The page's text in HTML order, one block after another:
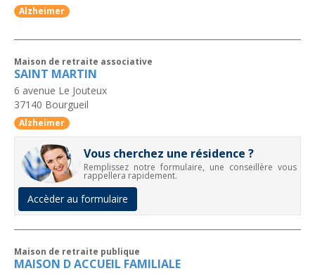
Alzheimer
Maison de retraite associative
SAINT MARTIN
6 avenue Le Jouteux
37140 Bourgueil
Alzheimer
Vous cherchez une résidence ?
Remplissez notre formulaire, une conseillère vous
rappellera rapidement.
Accèder au formulaire
Maison de retraite publique
MAISON D ACCUEIL FAMILIALE